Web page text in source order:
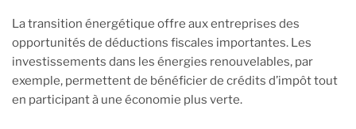
La transition énergétique offre aux entreprises des
opportunités de déductions fiscales importantes. Les
investissements dans les énergies renouvelables, par
exemple, permettent de bénéficier de crédits d’impôt tout
en participant à une économie plus verte.